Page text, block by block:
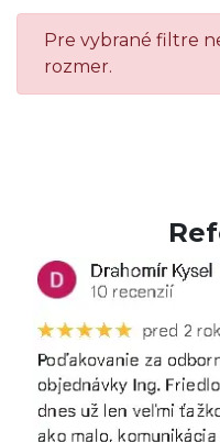
Pre vybrané filtre
rozmer.